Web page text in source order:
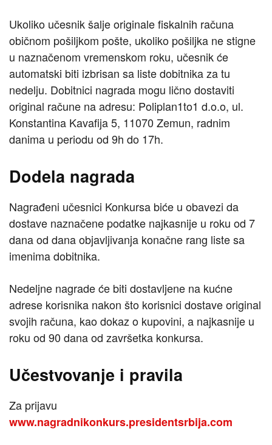
Ukoliko učesnik šalje originale fiskalnih računa
običnom pošiljkom pošte, ukoliko pošiljka ne stigne
u naznačenom vremenskom roku, učesnik će
automatski biti izbrisan sa liste dobitnika za tu
nedelju. Dobitnici nagrada mogu lično dostaviti
original račune na adresu: Poliplan1to1 d.o.o, ul.
Konstantina Kavafija 5, 11070 Zemun, radnim
danima u periodu od 9h do 17h.
Dodela nagrada
Nagrađeni učesnici Konkursa biće u obavezi da
dostave naznačene podatke najkasnije u roku od 7
dana od dana objavljivanja konačne rang liste sa
imenima dobitnika.
Nedeljne nagrade će biti dostavljene na kućne
adrese korisnika nakon što korisnici dostave original
svojih računa, kao dokaz o kupovini, a najkasnije u
roku od 90 dana od završetka konkursa.
Učestvovanje i pravila
Za prijavu
www.nagradnikonkurs.presidentsrbija.com